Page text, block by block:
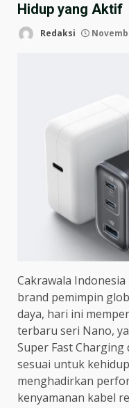
Hidup yang Aktif
Redaksi
Cakrawala
brand pemimpin
daya, hari ini
terbaru seri Nano,
Super Fast
sesuai untuk
menghadirkan
kenyamanan kabel